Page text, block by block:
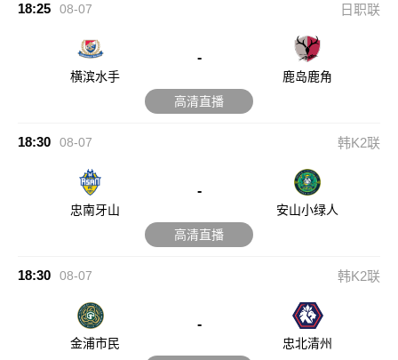
18:25 08-07 日职联
横滨水手
-
鹿岛鹿角
高清直播
18:30 08-07 韩K2联
忠南牙山
-
安山小绿人
高清直播
18:30 08-07 韩K2联
金浦市民
-
忠北清州